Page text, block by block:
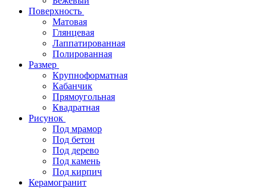
Поверхность
Матовая
Глянцевая
Лаппатированная
Полированная
Размер
Крупноформатная
Кабанчик
Прямоугольная
Квадратная
Рисунок
Под мрамор
Под бетон
Под дерево
Под камень
Под кирпич
Керамогранит